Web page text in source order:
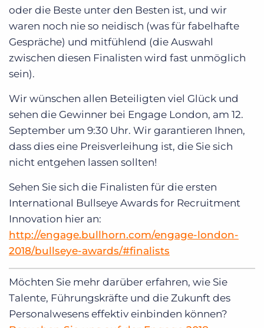
oder die Beste unter den Besten ist, und wir
waren noch nie so neidisch (was für fabelhafte
Gespräche) und mitfühlend (die Auswahl
zwischen diesen Finalisten wird fast unmöglich
sein).
Wir wünschen allen Beteiligten viel Glück und
sehen die Gewinner bei Engage London, am 12.
September um 9:30 Uhr. Wir garantieren Ihnen,
dass dies eine Preisverleihung ist, die Sie sich
nicht entgehen lassen sollten!
Sehen Sie sich die Finalisten für die ersten
International Bullseye Awards for Recruitment
Innovation hier an:
http://engage.bullhorn.com/engage-london-
2018/bullseye-awards/#finalists
Möchten Sie mehr darüber erfahren, wie Sie
Talente, Führungskräfte und die Zukunft des
Personalwesens effektiv einbinden können?